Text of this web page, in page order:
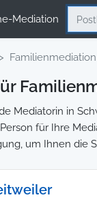
Mediation
Familienmediation
Mediatorin in
für Ihre
um Ihnen die